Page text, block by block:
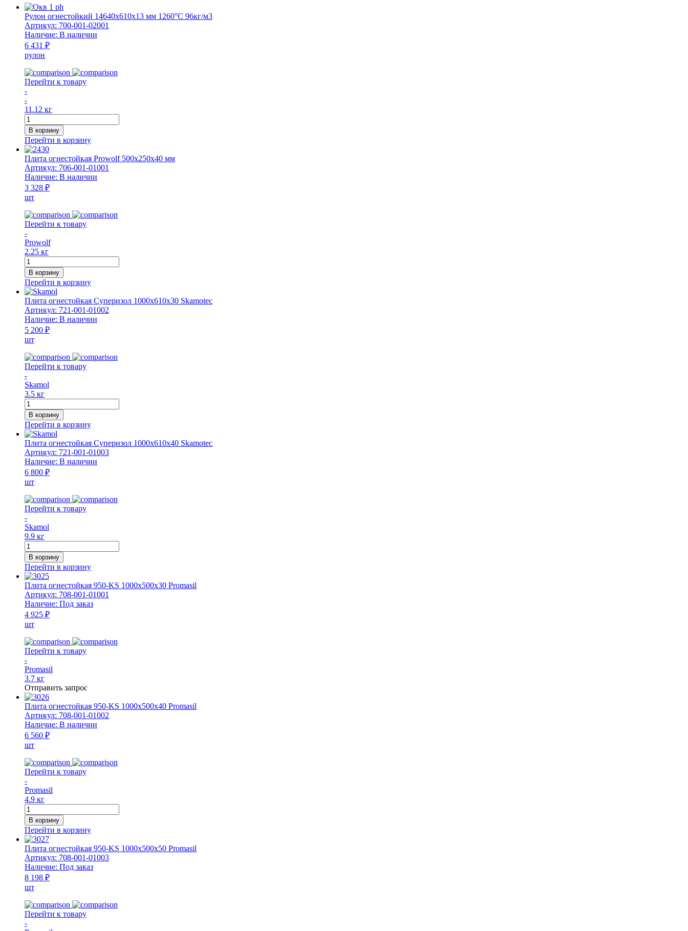
Рулон огнестойкий 14640х610х13 мм 1260°С 96кг/м3
Артикул: 700-001-02001
Наличие: В наличии
6 431 ₽
рулон
Перейти к товару
-
-
11.12 кг
Количество
товара
Рулон
огнестойкий
14640х610х13
мм
1260°С
96кг/
м3
В корзину
Перейти в корзину
Плита огнестойкая Prowolf 500х250х40 мм
Артикул: 706-001-01001
Наличие: В наличии
3 328 ₽
шт
Перейти к товару
-
Prowolf
2.25 кг
Количество
товара
Плита
огнестойкая
Prowolf
500х250х40
мм
В корзину
Перейти в корзину
Плита огнестойкая Суперизол 1000x610x30 Skamotec
Артикул: 721-001-01002
Наличие: В наличии
5 200 ₽
шт
Перейти к товару
-
Skamol
3.5 кг
Количество
товара
Плита
огнестойкая
Суперизол
1000x610x30
Skamotec
В корзину
Перейти в корзину
Плита огнестойкая Суперизол 1000x610x40 Skamotec
Артикул: 721-001-01003
Наличие: В наличии
6 800 ₽
шт
Перейти к товару
-
Skamol
9.9 кг
Количество
товара
Плита
огнестойкая
Суперизол
1000x610x40
Skamotec
В корзину
Перейти в корзину
Плита огнестойкая 950-KS 1000x500x30 Promasil
Артикул: 708-001-01001
Наличие: Под заказ
4 925 ₽
шт
Перейти к товару
-
Promasil
3.7 кг
Отправить запрос
Плита огнестойкая 950-KS 1000x500x40 Promasil
Артикул: 708-001-01002
Наличие: В наличии
6 560 ₽
шт
Перейти к товару
-
Promasil
4.9 кг
Количество
товара
Плита
огнестойкая
950-
KS
1000x500x40
Promasil
В корзину
Перейти в корзину
Плита огнестойкая 950-KS 1000x500x50 Promasil
Артикул: 708-001-01003
Наличие: Под заказ
8 198 ₽
шт
Перейти к товару
-